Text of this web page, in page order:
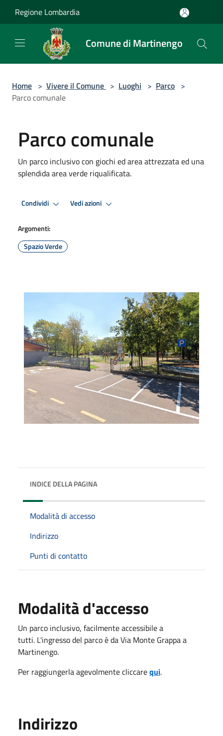
Regione Lombardia
Comune di Martinengo
Home > Vivere il Comune > Luoghi > Parco >
Parco comunale
Parco comunale
Un parco inclusivo con giochi ed area attrezzata ed una
splendida area verde riqualificata.
Condividi Vedi azioni
Argomenti:
Spazio Verde
INDICE DELLA PAGINA
Modalità di accesso
Indirizzo
Punti di contatto
Modalità d'accesso
Un parco inclusivo, facilmente accessibile a
tutti. L'ingresso del parco è da Via Monte Grappa a
Martinengo.
Per raggiungerla agevolmente cliccarequi.
Indirizzo